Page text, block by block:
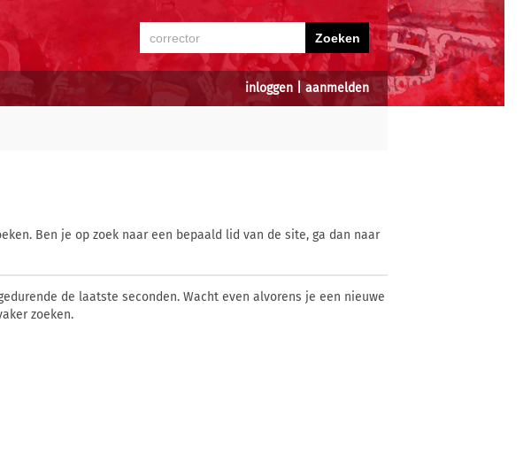
inloggen aanmelden
Ben je op zoek naar een bepaald lid van de site, ga dan naar
de laatste seconden. Wacht even alvorens je een nieuwe
zoeken.